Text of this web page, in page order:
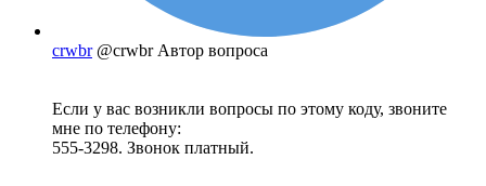
crwbr @crwbr Автор вопроса
Если у вас возникли вопросы по этому коду, звоните
мне по телефону:
555-3298. Звонок платный.